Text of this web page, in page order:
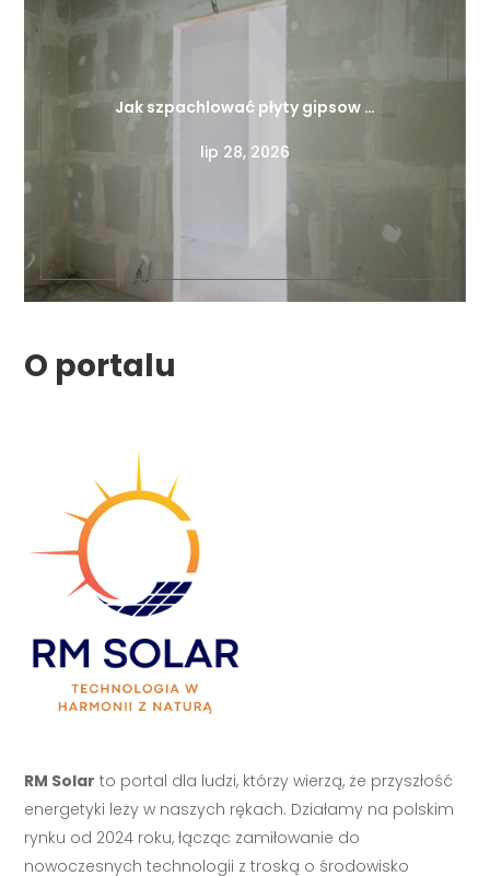
Jak szpachlować płyty gipsow …
lip 28, 2026
O portalu
RM Solar to portal dla ludzi, którzy wierzą, że przyszłość
energetyki leży w naszych rękach. Działamy na polskim
rynku od 2024 roku, łącząc zamiłowanie do
nowoczesnych technologii z troską o środowisko